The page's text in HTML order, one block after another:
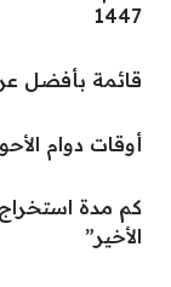
1447
قائمة بأفضل عروض
أوقات دوام الأحوال
كم مدة
الأخير”